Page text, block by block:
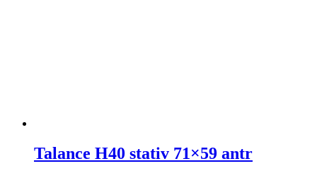
Talance H40 stativ 71×59 antr